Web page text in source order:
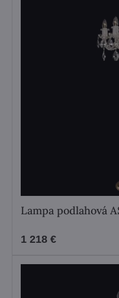
Lampa podlahová
1 218 €